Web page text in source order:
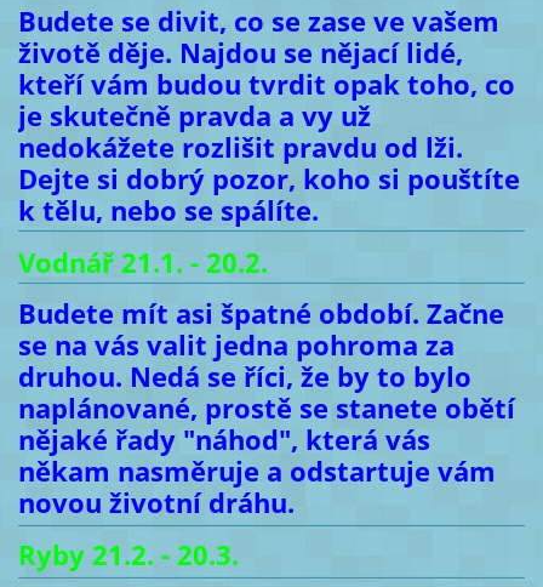
Budete se divit, co se zase ve vašem
životě děje. Najdou se nějací lidé,
kteří vám budou tvrdit opak toho, co
je skutečně pravda a vy už
nedokážete rozlišit pravdu od lži.
Dejte si dobrý pozor, koho si pouštíte
k tělu, nebo se spálíte.
Vodnář 21.1. - 20.2.
Budete mít asi špatné období. Začne
se na vás valit jedna pohroma za
druhou. Nedá se říci, že by to bylo
naplánované, prostě se stanete obětí
nějaké řady "náhod", která vás
někam nasměruje a odstartuje vám
novou životní dráhu.
Ryby 21.2. - 20.3.